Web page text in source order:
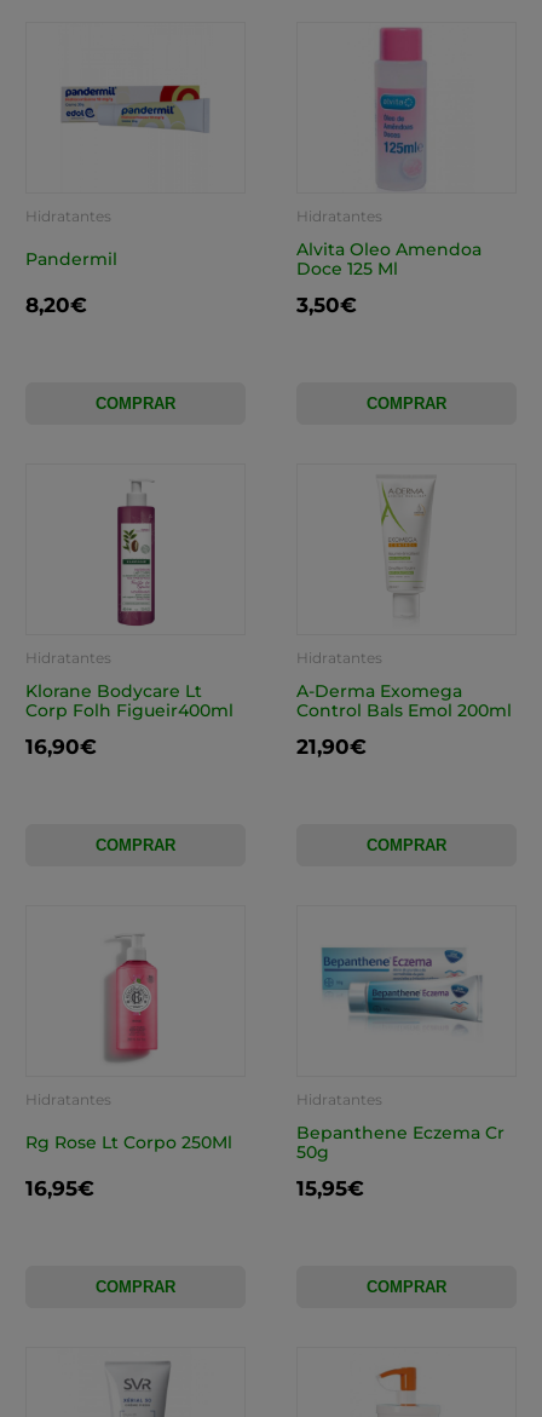
Hidratantes
Pandermil
8,20€
COMPRAR
Hidratantes
Alvita Oleo Amendoa
Doce 125 Ml
3,50€
COMPRAR
Hidratantes
Klorane Bodycare Lt
Corp Folh Figueir400ml
16,90€
COMPRAR
Hidratantes
A-Derma Exomega
Control Bals Emol 200ml
21,90€
COMPRAR
Hidratantes
Rg Rose Lt Corpo 250Ml
16,95€
COMPRAR
Hidratantes
Bepanthene Eczema Cr
50g
15,95€
COMPRAR